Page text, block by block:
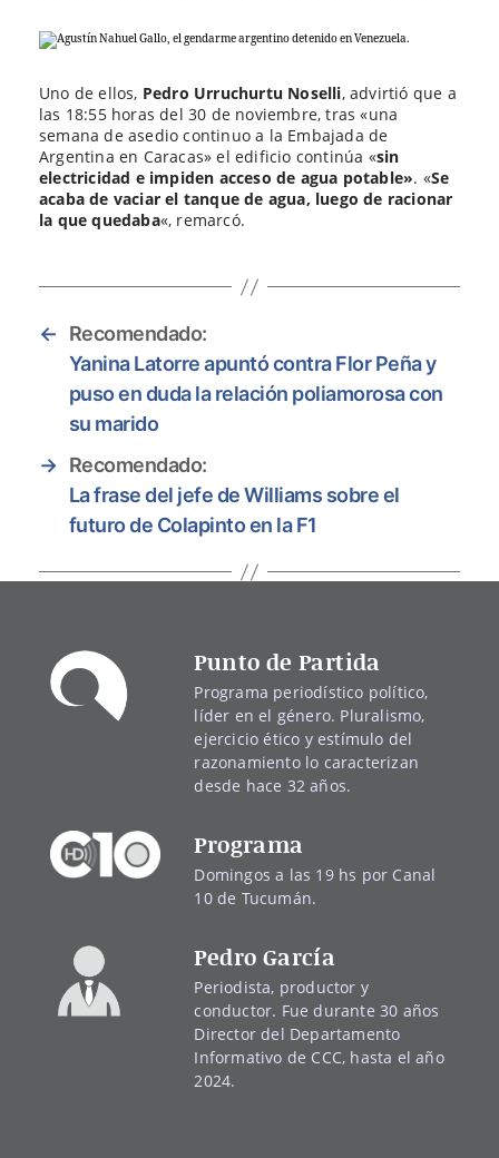
Uno de ellos, Pedro Urruchurtu Noselli, advirtió que a
las 18:55 horas del 30 de noviembre, tras «una
semana de asedio continuo a la Embajada de
Argentina en Caracas» el edificio continúa «sin
electricidad e impiden acceso de agua potable». «Se
acaba de vaciar el tanque de agua, luego de racionar
la que quedaba«, remarcó.
←
Recomendado:
Yanina Latorre apuntó contra Flor Peña y
puso en duda la relación poliamorosa con
su marido
→ Recomendado:
La frase del jefe de Williams sobre el
futuro de Colapinto en la F1
Punto de Partida
Programa periodístico político,
líder en el género. Pluralismo,
ejercicio ético y estímulo del
razonamiento lo caracterizan
desde hace 32 años.
Programa
Domingos a las 19 hs por Canal
10 de Tucumán.
Pedro García
Periodista, productor y
conductor. Fue durante 30 años
Director del Departamento
Informativo de CCC, hasta el año
2024.